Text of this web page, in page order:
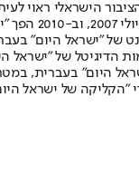
הישראלי ראוי
תשלום.
הדיגיטל של "ישראל
"ישראל היום"
"הקליקה של ישראל